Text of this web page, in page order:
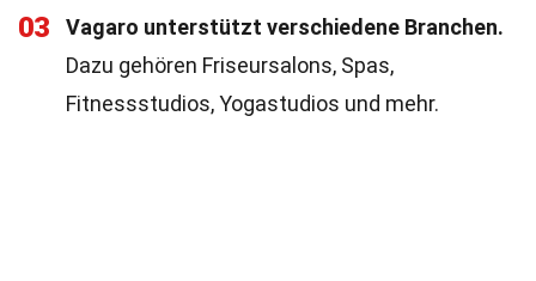
03
Vagaro unterstützt verschiedene Branchen.
Dazu gehören Friseursalons, Spas,
Fitnessstudios, Yogastudios und mehr.